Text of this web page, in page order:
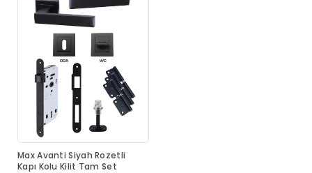
Max Avanti Siyah Rozetli
Kapı Kolu Kilit Tam Set